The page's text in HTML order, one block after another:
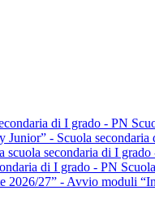
di I grado - PN
- Scuola secondaria
secondaria di I
di I grado - PN
27” - Avvio moduli